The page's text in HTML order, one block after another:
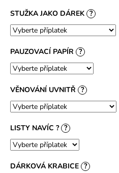
STUŽKA JAKO DÁREK ?
PAUZOVACÍ PAPÍR ?
VĚNOVÁNÍ UVNITŘ ?
LISTY NAVÍC ? ?
DÁRKOVÁ KRABICE ?